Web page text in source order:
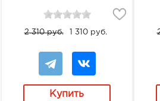
2 310 руб. 1 310 руб.
Купить